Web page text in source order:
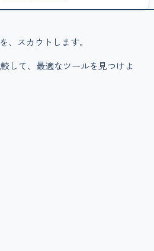
、スカウトします。
して、最適なツールを見つけよ